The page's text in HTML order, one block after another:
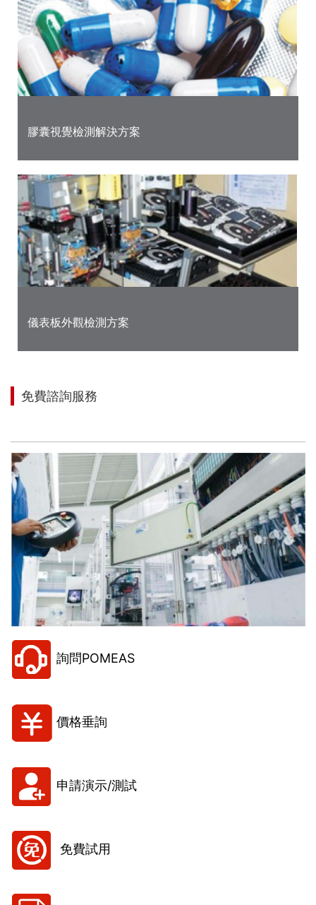
膠囊視覺檢測解決方案
儀表板外觀檢測方案
免費諮詢服務
詢問POMEAS
價格垂詢
申請演示/測試
免費試用